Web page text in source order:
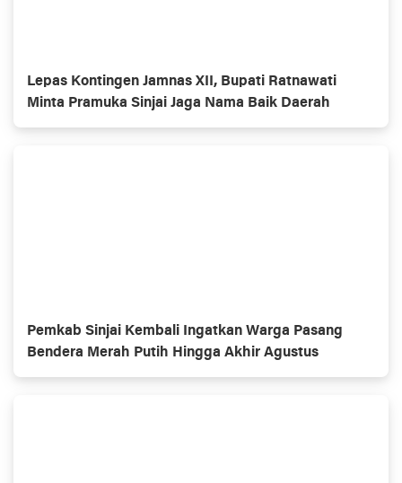
Lepas Kontingen Jamnas XII, Bupati Ratnawati
Minta Pramuka Sinjai Jaga Nama Baik Daerah
Pemkab Sinjai Kembali Ingatkan Warga Pasang
Bendera Merah Putih Hingga Akhir Agustus